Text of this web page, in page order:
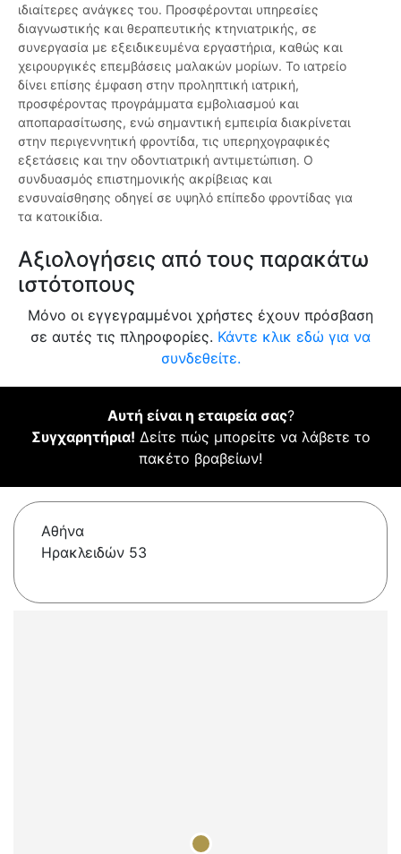
ιδιαίτερες ανάγκες του. Προσφέρονται υπηρεσίες
διαγνωστικής και θεραπευτικής κτηνιατρικής, σε
συνεργασία με εξειδικευμένα εργαστήρια, καθώς και
χειρουργικές επεμβάσεις μαλακών μορίων. Το ιατρείο
δίνει επίσης έμφαση στην προληπτική ιατρική,
προσφέροντας προγράμματα εμβολιασμού και
αποπαρασίτωσης, ενώ σημαντική εμπειρία διακρίνεται
στην περιγεννητική φροντίδα, τις υπερηχογραφικές
εξετάσεις και την οδοντιατρική αντιμετώπιση. Ο
συνδυασμός επιστημονικής ακρίβειας και
ενσυναίσθησης οδηγεί σε υψηλό επίπεδο φροντίδας για
τα κατοικίδια.
Αξιολογήσεις από τους παρακάτω
ιστότοπους
Μόνο οι εγγεγραμμένοι χρήστες έχουν πρόσβαση
σε αυτές τις πληροφορίες. Κάντε κλικ εδώ για να
συνδεθείτε.
Αυτή είναι η εταιρεία σας?
Συγχαρητήρια! Δείτε πώς μπορείτε να λάβετε το
πακέτο βραβείων!
Αθήνα
Ηρακλειδών 53